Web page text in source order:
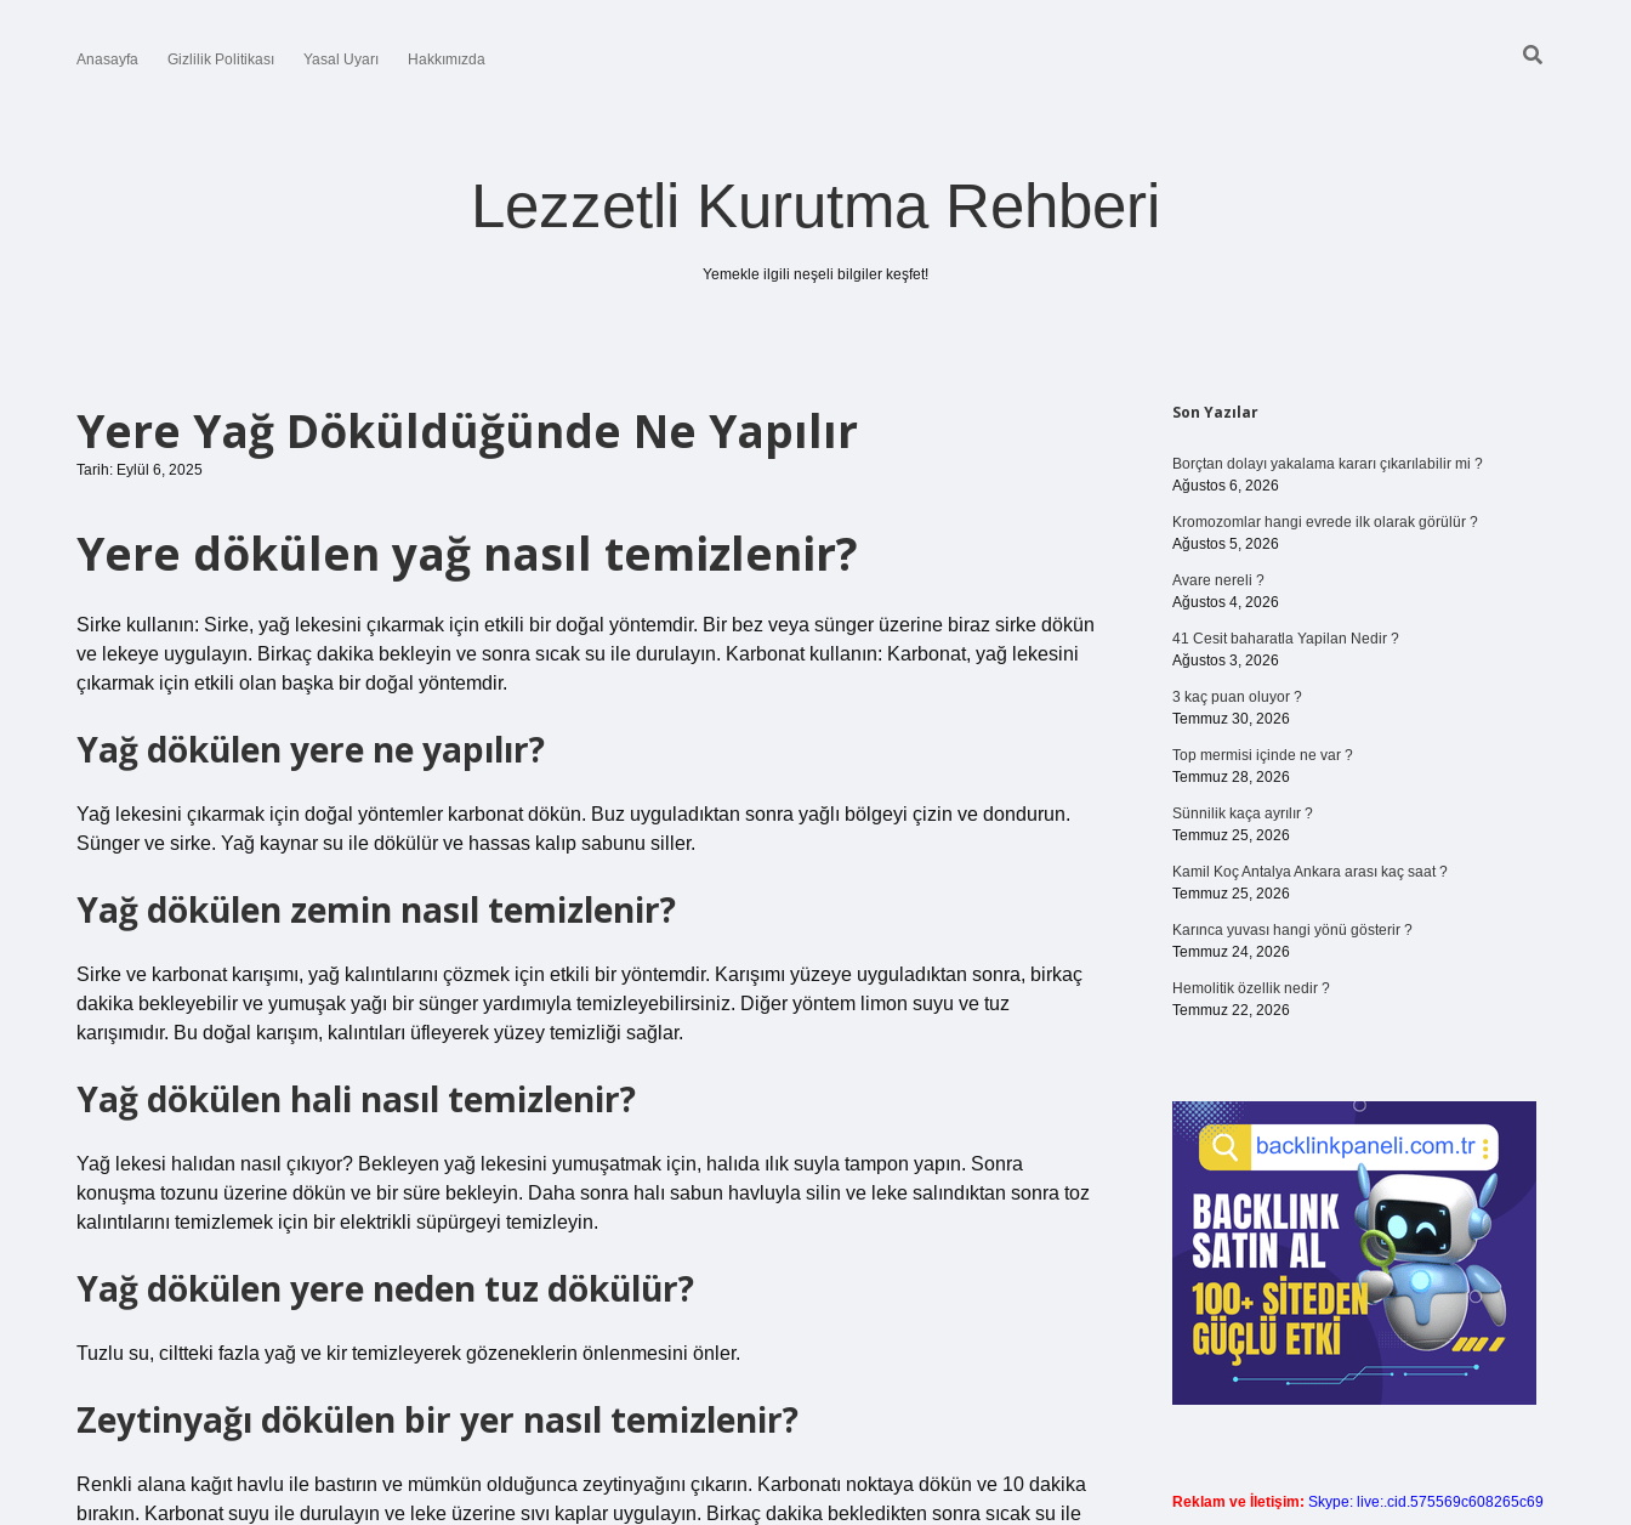
Anasayfa Gizlilik Politikası Yasal Uyarı Hakkımızda
Lezzetli Kurutma Rehberi
Yemekle ilgili neşeli bilgiler keşfet!
Yere Yağ Döküldüğünde Ne Yapılır
Tarih: Eylül 6, 2025
Yere dökülen yağ nasıl temizlenir?
Sirke kullanın: Sirke, yağ lekesini çıkarmak için etkili bir doğal yöntemdir. Bir bez veya sünger üzerine biraz sirke dökün
ve lekeye uygulayın. Birkaç dakika bekleyin ve sonra sıcak su ile durulayın. Karbonat kullanın: Karbonat, yağ lekesini
çıkarmak için etkili olan başka bir doğal yöntemdir.
Yağ dökülen yere ne yapılır?
Yağ lekesini çıkarmak için doğal yöntemler karbonat dökün. Buz uyguladıktan sonra yağlı bölgeyi çizin ve dondurun.
Sünger ve sirke. Yağ kaynar su ile dökülür ve hassas kalıp sabunu siller.
Yağ dökülen zemin nasıl temizlenir?
Sirke ve karbonat karışımı, yağ kalıntılarını çözmek için etkili bir yöntemdir. Karışımı yüzeye uyguladıktan sonra, birkaç
dakika bekleyebilir ve yumuşak yağı bir sünger yardımıyla temizleyebilirsiniz. Diğer yöntem limon suyu ve tuz
karışımıdır. Bu doğal karışım, kalıntıları üfleyerek yüzey temizliği sağlar.
Yağ dökülen hali nasıl temizlenir?
Yağ lekesi halıdan nasıl çıkıyor? Bekleyen yağ lekesini yumuşatmak için, halıda ılık suyla tampon yapın. Sonra
konuşma tozunu üzerine dökün ve bir süre bekleyin. Daha sonra halı sabun havluyla silin ve leke salındıktan sonra toz
kalıntılarını temizlemek için bir elektrikli süpürgeyi temizleyin.
Yağ dökülen yere neden tuz dökülür?
Tuzlu su, ciltteki fazla yağ ve kir temizleyerek gözeneklerin önlenmesini önler.
Zeytinyağı dökülen bir yer nasıl temizlenir?
Renkli alana kağıt havlu ile bastırın ve mümkün olduğunca zeytinyağını çıkarın. Karbonatı noktaya dökün ve 10 dakika
bırakın. Karbonat suyu ile durulayın ve leke üzerine sıvı kaplar uygulayın. Birkaç dakika bekledikten sonra sıcak su ile
Sidebar
Son Yazılar
Borçtan dolayı yakalama kararı çıkarılabilir mi ?
Ağustos 6, 2026
Kromozomlar hangi evrede ilk olarak görülür ?
Ağustos 5, 2026
Avare nereli ?
Ağustos 4, 2026
41 Cesit baharatla Yapilan Nedir ?
Ağustos 3, 2026
3 kaç puan oluyor ?
Temmuz 30, 2026
Top mermisi içinde ne var ?
Temmuz 28, 2026
Sünnilik kaça ayrılır ?
Temmuz 25, 2026
Kamil Koç Antalya Ankara arası kaç saat ?
Temmuz 25, 2026
Karınca yuvası hangi yönü gösterir ?
Temmuz 24, 2026
Hemolitik özellik nedir ?
Temmuz 22, 2026
Reklam ve İletişim: Skype: live:.cid.575569c608265c69